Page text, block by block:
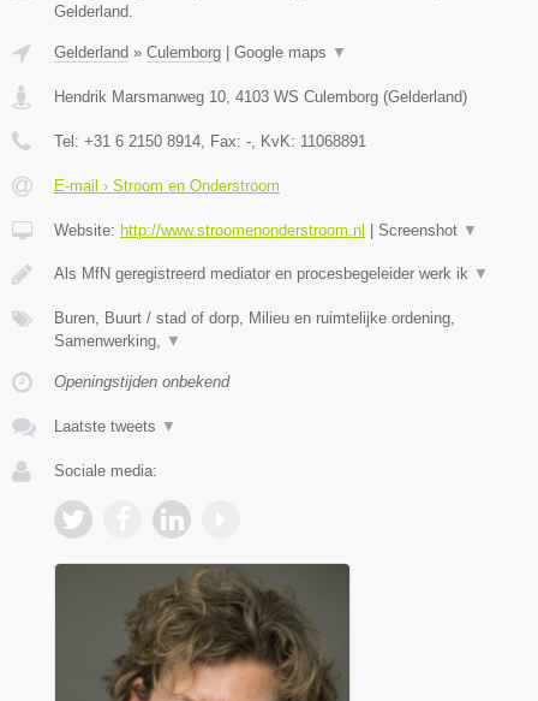
Gelderland.
Gelderland » Culemborg Google maps ▼
Hendrik Marsmanweg 10 4103 WS Culemborg (Gelderland)
Tel: +31 6 2150 8914 , Fax: - , KvK: 11068891
E-mail › Stroom en Onderstroom
Website: http://www.stroomenonderstroom.nl Screenshot ▼
Als MfN geregistreerd mediator en procesbegeleider werk ik ▼
Buren, Buurt / stad of dorp, Milieu en ruimtelijke ordening,
Samenwerking,
▼
Openingstijden onbekend
Laatste tweets ▼
Sociale media: